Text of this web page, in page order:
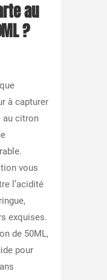
au
?
à capturer
au citron
vous
l’acidité
exquises.
de 50ML,
pour